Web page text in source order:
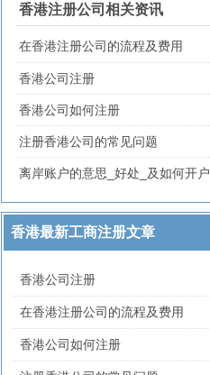
香港注册公司相关资讯
在香港注册公司的流程及费用
香港公司注册
香港公司如何注册
注册香港公司的常见问题
离岸账户的意思_好处_及如何开户
香港最新工商注册文章
香港公司注册
在香港注册公司的流程及费用
香港公司如何注册